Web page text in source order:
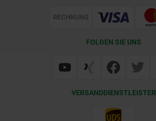
Web Support
FOLGEN SIE UNS
VERSANDDIENSTLEISTER